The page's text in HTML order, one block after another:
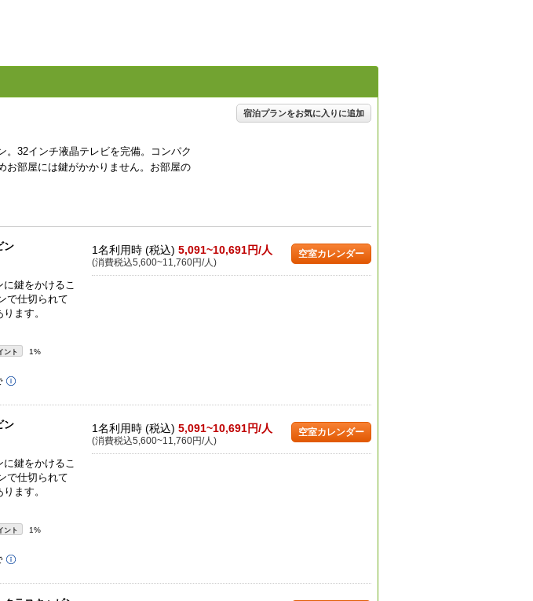
宿泊プランをお気に入りに追加
32インチ液晶テレビを完備。コンパク
お部屋には鍵がかかりません。お部屋の
ン
鍵をかけるこ
で仕切られて
ます。
ント 1%
1名利用時 (税込) 5,091~10,691円/人
(消費税込5,600~11,760円/人)
空室カレンダー
ン
鍵をかけるこ
で仕切られて
ます。
ント 1%
1名利用時 (税込) 5,091~10,691円/人
(消費税込5,600~11,760円/人)
空室カレンダー